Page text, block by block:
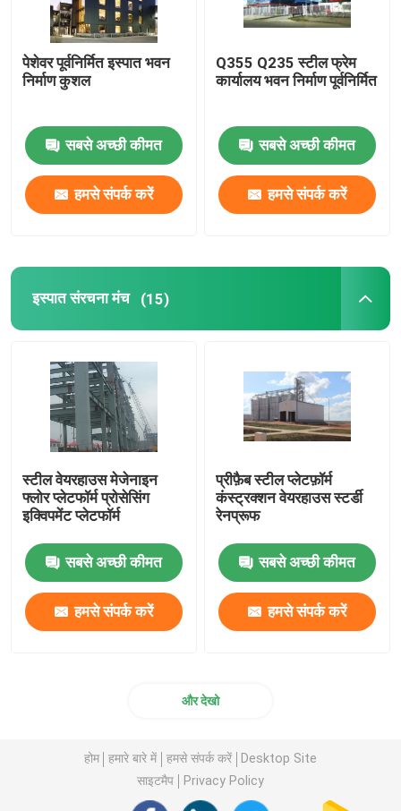
पेशेवर पूर्वनिर्मित इस्पात भवन
निर्माण कुशल
सबसे अच्छी कीमत
हमसे संपर्क करें
Q355 Q235 स्टील फ्रेम
कार्यालय भवन निर्माण पूर्वनिर्मित
सबसे अच्छी कीमत
हमसे संपर्क करें
इस्पात संरचना मंच (15)
स्टील वेयरहाउस मेजेनाइन
फ्लोर प्लेटफॉर्म प्रोसेसिंग
इक्विपमेंट प्लेटफॉर्म
सबसे अच्छी कीमत
हमसे संपर्क करें
प्रीफ़ैब स्टील प्लेटफ़ॉर्म
कंस्ट्रक्शन वेयरहाउस स्टर्डी
रेनप्रूफ
सबसे अच्छी कीमत
हमसे संपर्क करें
और देखो
होम हमारे बारे में हमसे संपर्क करें
Desktop Site
साइटमैप
Privacy Policy